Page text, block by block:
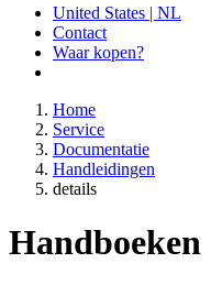
United States | NL
Contact
Waar kopen?
Home
Service
Documentatie
Handleidingen
details
Handboeken